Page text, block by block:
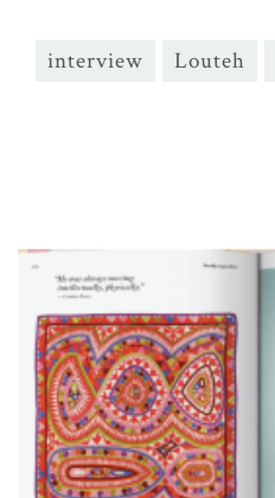
interview Louteh